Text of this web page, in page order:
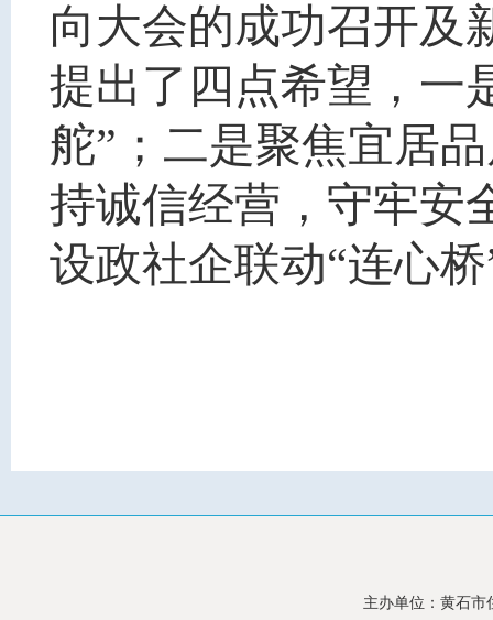
向大会的成功召开及
提出了四点希望，一
舵”；二是聚焦宜居
持诚信经营，守牢安
设政社企联动“连心
主办单位：黄石市